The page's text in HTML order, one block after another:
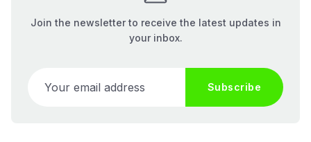
Join the newsletter to receive the latest updates in
your inbox.
Subscribe